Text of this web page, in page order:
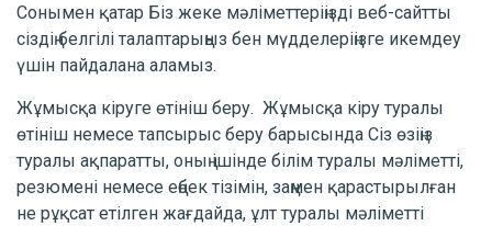
Сонымен қатар Біз жеке мәліметтеріңізді веб-сайтты
сіздің белгілі талаптарыңыз бен мүдделеріңізге икемдеу
үшін пайдалана аламыз.
Жұмысқа кіруге өтініш беру. Жұмысқа кіру туралы
өтініш немесе тапсырыс беру барысында Сіз өзіңіз
туралы ақпаратты, оның ішінде білім туралы мәліметті,
резюмені немесе еңбек тізімін, заңмен қарастырылған
не рұқсат етілген жағдайда, ұлт туралы мәліметті